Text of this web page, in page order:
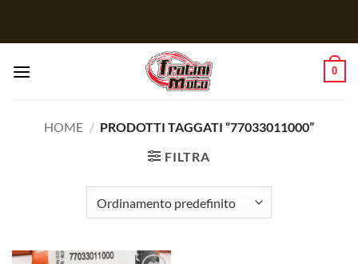
0
HOME / PRODOTTI TAGGATI “77033011000”
FILTRA